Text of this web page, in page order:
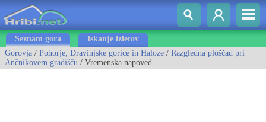
Seznam gora
Iskanje izletov
Gorovja / Pohorje, Dravinjske gorice in Haloze / Razgledna ploščad pri
Ančnikovem gradišču / Vremenska napoved